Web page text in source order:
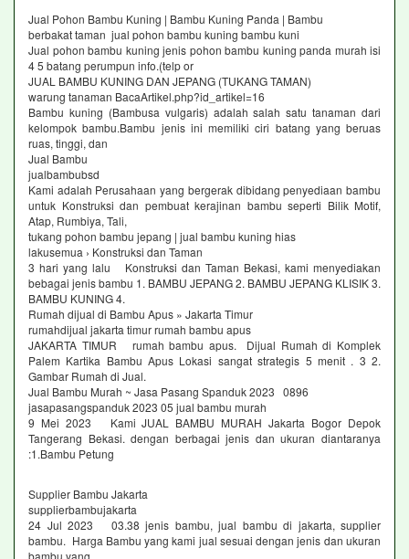
Jual Pohon Bambu Kuning | Bambu Kuning Panda | Bambu
berbakat taman jual pohon bambu kuning bambu kuni
Jual pohon bambu kuning jenis pohon bambu kuning panda murah isi
4 5 batang perumpun info.(telp or
JUAL BAMBU KUNING DAN JEPANG (TUKANG TAMAN)
warung tanaman BacaArtikel.php?id_artikel=16
Bambu kuning (Bambusa vulgaris) adalah salah satu tanaman dari
kelompok bambu.Bambu jenis ini memiliki ciri batang yang beruas
ruas, tinggi, dan
Jual Bambu
jualbambubsd
Kami adalah Perusahaan yang bergerak dibidang penyediaan bambu
untuk Konstruksi dan pembuat kerajinan bambu seperti Bilik Motif,
Atap, Rumbiya, Tali,
tukang pohon bambu jepang | jual bambu kuning hias
lakusemua › Konstruksi dan Taman
3 hari yang lalu Konstruksi dan Taman Bekasi, kami menyediakan
bebagai jenis bambu 1. BAMBU JEPANG 2. BAMBU JEPANG KLISIK 3.
BAMBU KUNING 4.
Rumah dijual di Bambu Apus » Jakarta Timur
rumahdijual jakarta timur rumah bambu apus
JAKARTA TIMUR rumah bambu apus. Dijual Rumah di Komplek
Palem Kartika Bambu Apus Lokasi sangat strategis 5 menit . 3 2.
Gambar Rumah di Jual.
Jual Bambu Murah ~ Jasa Pasang Spanduk 2023 0896
jasapasangspanduk 2023 05 jual bambu murah
9 Mei 2023 Kami JUAL BAMBU MURAH Jakarta Bogor Depok
Tangerang Bekasi. dengan berbagai jenis dan ukuran diantaranya
:1.Bambu Petung
Supplier Bambu Jakarta
supplierbambujakarta
24 Jul 2023 03.38 jenis bambu, jual bambu di jakarta, supplier
bambu. Harga Bambu yang kami jual sesuai dengan jenis dan ukuran
bambu yang